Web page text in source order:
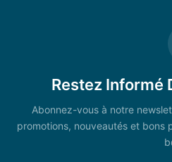
Restez Informé
Abonnez-vous à notre
promotions, nouveautés et